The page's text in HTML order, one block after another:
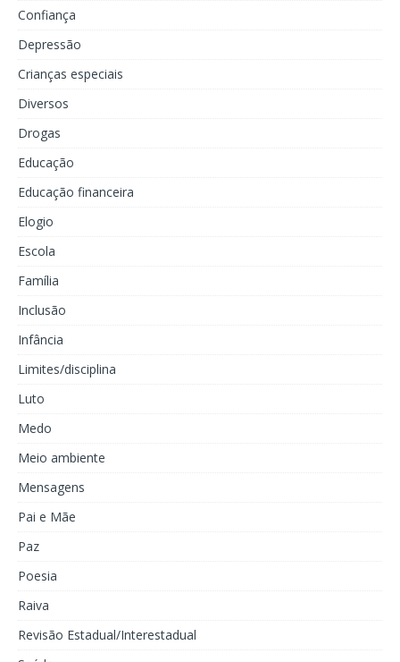
Confiança
Depressão
Crianças especiais
Diversos
Drogas
Educação
Educação financeira
Elogio
Escola
Família
Inclusão
Infância
Limites/disciplina
Luto
Medo
Meio ambiente
Mensagens
Pai e Mãe
Paz
Poesia
Raiva
Revisão Estadual/Interestadual